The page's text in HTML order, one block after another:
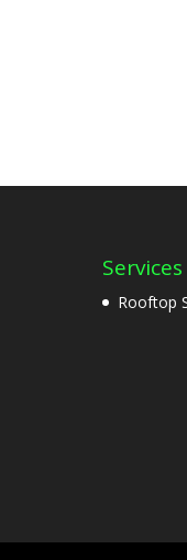
Services
Rooftop